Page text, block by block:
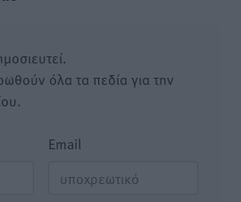
όλα τα πεδία για την
Email